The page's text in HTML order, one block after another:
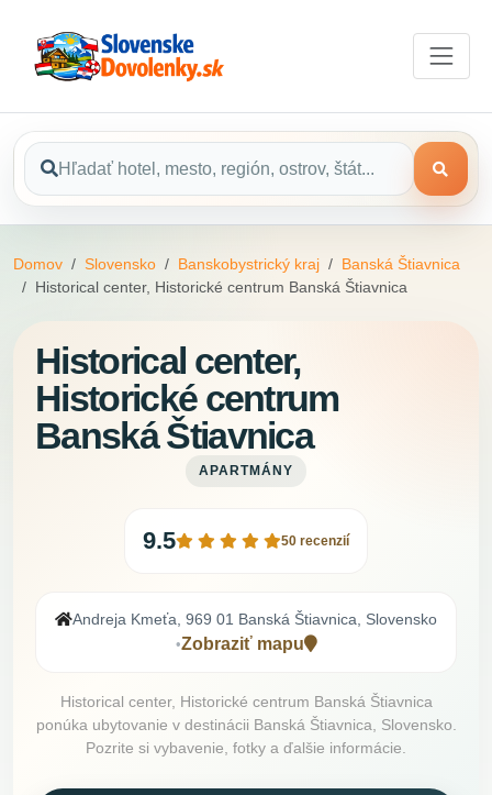
Domov Slovensko Banskobystrický kraj
Banská Štiavnica
Historical center, Historické centrum Banská Štiavnica
Historical center,
Historické centrum
Banská Štiavnica
APARTMÁNY
9.5 50 recenzií
Andreja Kmeťa, 969 01 Banská Štiavnica, Slovensko
•Zobraziť mapu
Historical center, Historické centrum Banská Štiavnica
ponúka ubytovanie v destinácii Banská Štiavnica, Slovensko.
Pozrite si vybavenie, fotky a ďalšie informácie.